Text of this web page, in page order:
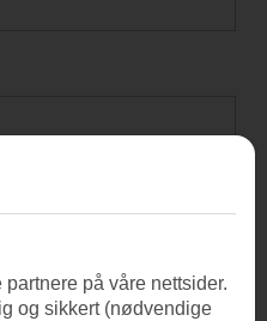
på våre nettsider.
og sikkert (nødvendige